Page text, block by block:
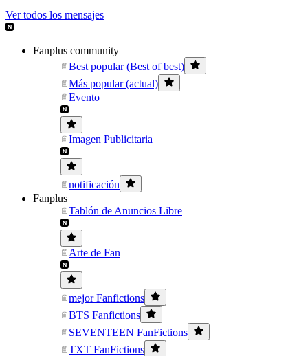
Ver todos los mensajes
Fanplus community
Best popular (Best of best)
Más popular (actual)
Evento
Imagen Publicitaria
notificación
Fanplus
Tablón de Anuncios Libre
Arte de Fan
mejor Fanfictions
BTS Fanfictions
SEVENTEEN FanFictions
TXT FanFictions